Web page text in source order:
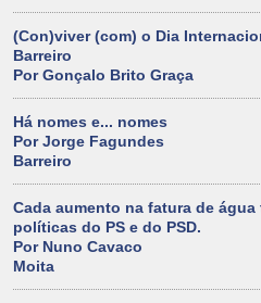
(Con)viver (com) o Dia
Barreiro
Por Gonçalo Brito Graça
Há nomes e... nomes
Por Jorge Fagundes
Barreiro
Cada aumento na fatura de água
políticas do PS e do PSD.
Por Nuno Cavaco
Moita